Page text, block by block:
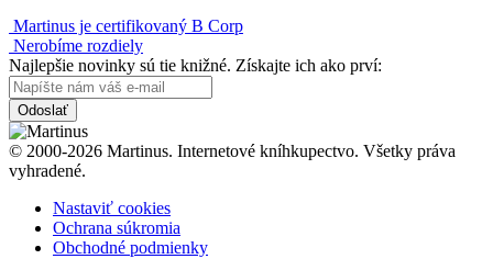
Martinus je certifikovaný B Corp
Nerobíme rozdiely
Najlepšie novinky sú tie knižné. Získajte ich ako prví:
Odoslať
© 2000-2026 Martinus. Internetové kníhkupectvo. Všetky práva
vyhradené.
Nastaviť cookies
Ochrana súkromia
Obchodné podmienky